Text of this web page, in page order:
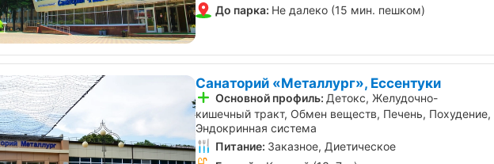
До парка: Не далеко (15 мин. пешком)
Санаторий «Металлург», Ессентуки
Основной профиль: Детокс, Желудочно-
кишечный тракт, Обмен веществ, Печень, Похудение,
Эндокринная система
Питание: Заказное, Диетическое
Акция «Наполни лето
здоровьем» от санатория
«Источник», Ессентуки
от 18.11.2025 по 31.08.2026
Осталось
26
дней
Акция «Дети бесплатно» в
санатории «Источник» ,
Железноводск
от 20.02.2026 по 31.08.2026